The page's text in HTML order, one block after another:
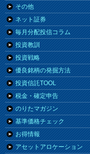
その他
ネット証券
毎月分配投信コラム
投資教訓
投資戦略
優良銘柄の発掘方法
投資信託TOOL
税金・確定申告
のりたマガジン
基準価格チェック
お得情報
アセットアロケーション